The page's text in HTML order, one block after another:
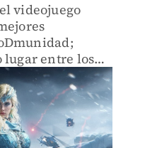
videojuego
lugar entre los